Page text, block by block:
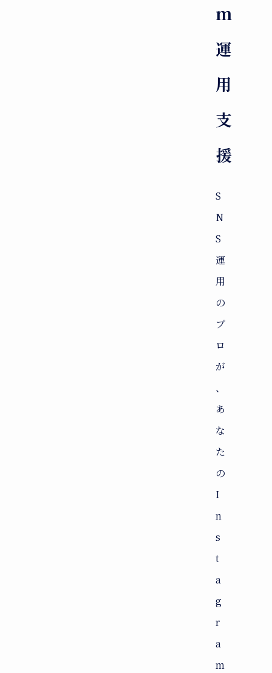
m
運
用
支
援
S
N
S
運
用
の
プ
ロ
が
、
あ
な
た
の
I
n
s
t
a
g
r
a
m